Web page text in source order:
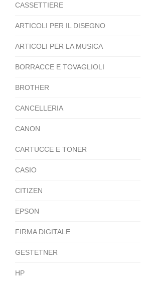
CASSETTIERE
ARTICOLI PER IL DISEGNO
ARTICOLI PER LA MUSICA
BORRACCE E TOVAGLIOLI
BROTHER
CANCELLERIA
CANON
CARTUCCE E TONER
CASIO
CITIZEN
EPSON
FIRMA DIGITALE
GESTETNER
HP